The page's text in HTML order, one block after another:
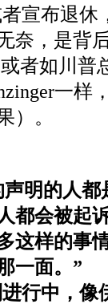
宣布退休
奈，是背
者如川普
一样
）。
明的人都
都会被起
这样的事
一面。 ”
行中，像